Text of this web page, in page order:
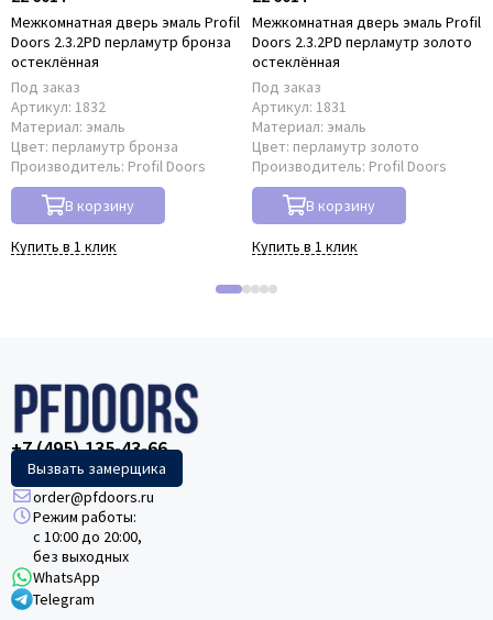
Межкомнатная дверь эмаль Profil
Doors 2.3.2PD перламутр бронза
остеклённая
Под заказ
Артикул: 1832
Материал: эмаль
Цвет: перламутр бронза
Производитель: Profil Doors
В корзину
Купить в 1 клик
Межкомнатная дверь эмаль Profil
Doors 2.3.2PD перламутр золото
остеклённая
Под заказ
Артикул: 1831
Материал: эмаль
Цвет: перламутр золото
Производитель: Profil Doors
В корзину
Купить в 1 клик
+7 (495) 135-43-66
Вызвать замерщика
order@pfdoors.ru
Режим работы:
с 10:00 до 20:00,
без выходных
WhatsApp
Telegram